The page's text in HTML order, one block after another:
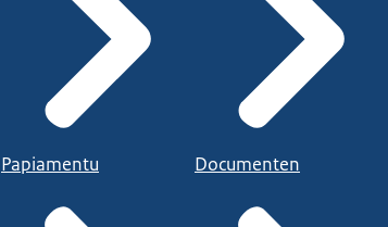
Papiamentu Documenten